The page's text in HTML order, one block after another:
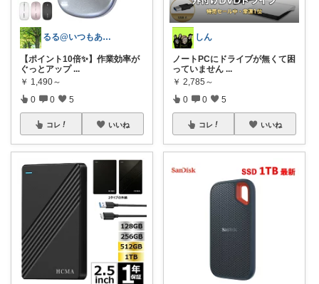
るる@いつもありがとうございます
【ポイント10倍✨】作業効率が
ぐっとアップ ...
￥ 1,490～
0 0 5
コレ いいね
しん
ノートPCにドライブが無くて困
っていません ...
￥ 2,785～
0 0 5
コレ いいね